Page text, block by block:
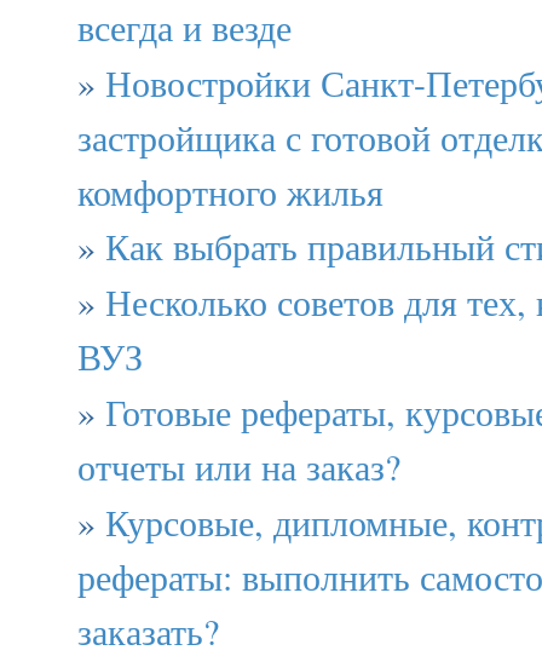
всегда и везде
» Новостройки Санкт-
застройщика с готовой
комфортного жилья
» Как выбрать правильный
» Несколько советов для тех,
ВУЗ
» Готовые рефераты,
отчеты или на заказ?
» Курсовые, дипломные,
рефераты: выполнить
заказать?